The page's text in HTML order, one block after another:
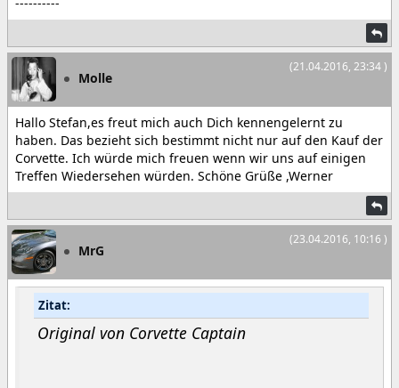
(21.04.2016, 23:34 )
Molle
Hallo Stefan,es freut mich auch Dich kennengelernt zu
haben. Das bezieht sich bestimmt nicht nur auf den Kauf der
Corvette. Ich würde mich freuen wenn wir uns auf einigen
Treffen Wiedersehen würden. Schöne Grüße ,Werner
(23.04.2016, 10:16 )
MrG
Zitat:
Original von Corvette Captain